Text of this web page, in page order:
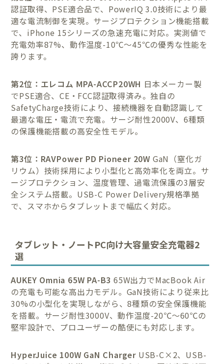
認証取得、PSE適合品で、PowerIQ 3.0技術により最
適な電流制御を実現。サージプロテクション機能搭載
で、iPhone 15シリーズの急速充電に対応。実測値で
充電効率87%、動作温度-10℃〜45℃の優秀な性能を
誇ります。
第2位：エレコム MPA-ACCP20WH 日本メーカー製
でPSE適合、CE・FCC認証取得済み。独自の
SafetyCharge技術により、接続機器を自動認識して
最適な電圧・電流で充電。サージ耐性2000V、6種類
の保護機能搭載の高安全性モデル。
第3位：RAVPower PD Pioneer 20W GaN（窒化ガ
リウム）技術採用により小型化と高効率化を両立。サ
ージプロテクション、温度管理、過電流保護の3層安
全システム搭載。USB-C Power Delivery規格準拠
で、スマホからタブレットまで幅広く対応。
タブレット・ノートPC向け大容量安全充電器2
選
AUKEY Omnia 65W PA-B3 65W出力でMacBook Air
の充電も可能な高出力モデル。GaN技術により従来比
30%の小型化を実現しながら、8種類の安全保護機能
を搭載。サージ耐性3000V、動作温度-20℃〜60℃の
堅牢設計で、プロユーザーの酷使にも対応します。
HyperJuice 100W GaN Charger USB-C×2、USB-